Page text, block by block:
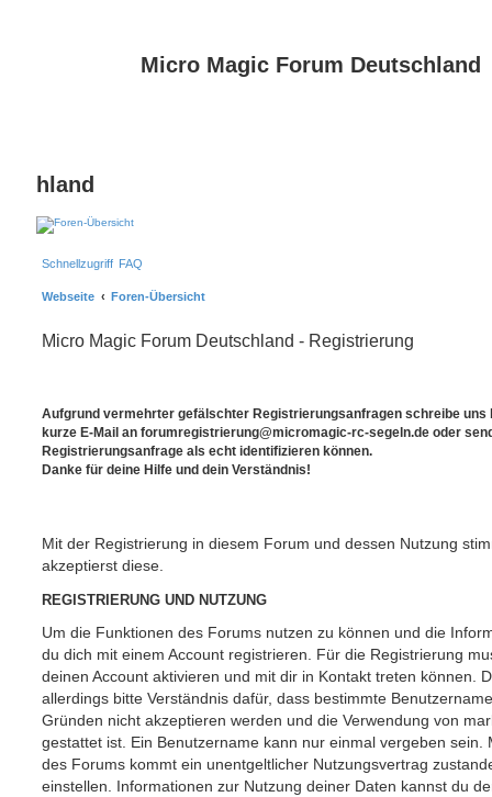
Micro Magic Forum Deutschland
hland
Schnellzugriff FAQ
Webseite Foren-Übersicht
Micro Magic Forum Deutschland - Registrierung
Aufgrund vermehrter gefälschter Registrierungsanfragen schreibe
kurze E-Mail an forumregistrierung@micromagic-rc-segeln.de oder
Registrierungsanfrage als echt identifizieren können.
Danke für deine Hilfe und dein Verständnis!
Mit der Registrierung in diesem Forum und dessen Nutzung
akzeptierst diese.
REGISTRIERUNG UND NUTZUNG
Um die Funktionen des Forums nutzen zu können und die
du dich mit einem Account registrieren. Für die Registrierung
deinen Account aktivieren und mit dir in Kontakt treten können.
allerdings bitte Verständnis dafür, dass bestimmte
Gründen nicht akzeptieren werden und die Verwendung von
gestattet ist. Ein Benutzername kann nur einmal vergeben
des Forums kommt ein unentgeltlicher Nutzungsvertrag
einstellen. Informationen zur Nutzung deiner Daten kannst du